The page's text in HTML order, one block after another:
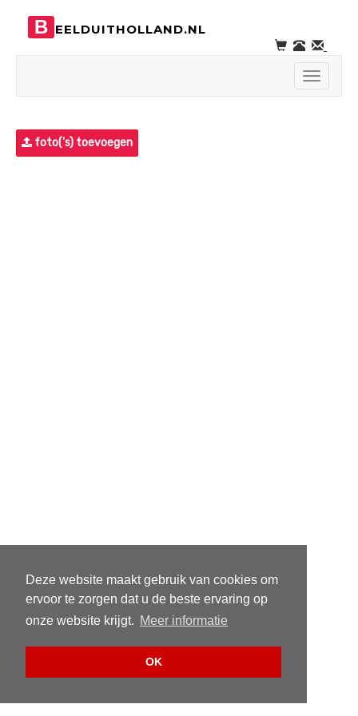
Deze website maakt gebruik van cookies om
ervoor te zorgen dat u de beste ervaring op
onze website krijgt. Meer informatie
OK
B EELDUITHOLLAND.NL
Toggle
foto('s) toevoegen